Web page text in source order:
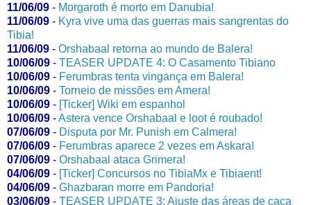
11/06/09 - Morgaroth é morto em Danubia!
11/06/09 - Kyra vive uma das guerras mais sangrentas do
Tibia!
11/06/09 - Orshabaal retorna ao mundo de Balera!
10/06/09 - TEASER UPDATE 4: O Casamento Tibiano
10/06/09 - Ferumbras tenta vingança em Balera!
10/06/09 - Torneio de missões em Amera!
10/06/09 - [Ticker] Wiki em espanhol
10/06/09 -Astera vence Orshabaal e loot é roubado!
07/06/09 - Disputa por Mr. Punish em Calmera!
07/06/09 - Ferumbras aparece 2 vezes em Askara!
07/06/09 - Orshabaal ataca Grimera!
04/06/09 - [Ticker] Concursos no TibiaMx e Tibiaent!
04/06/09 - Ghazbaran morre em Pandoria!
03/06/09 - TEASER UPDATE 3: Ajuste das áreas de caça